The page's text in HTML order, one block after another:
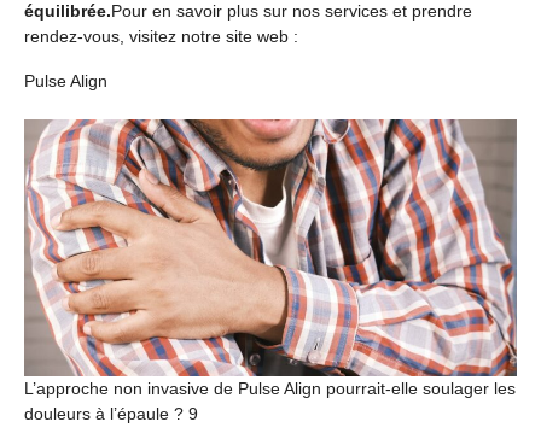
équilibrée.Pour en savoir plus sur nos services et prendre
rendez-vous, visitez notre site web :
Pulse Align
L’approche non invasive de Pulse Align pourrait-elle soulager les
douleurs à l’épaule ? 9